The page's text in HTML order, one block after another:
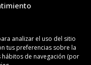
analizar el uso del sitio
tus preferencias sobre la
de navegación (por
redes sociales